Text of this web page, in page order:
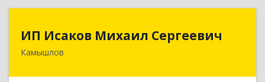
ИП Исаков Михаил Сергеевич
Камышлов
624860, Свердловская обл, Камышлов г, Ленина